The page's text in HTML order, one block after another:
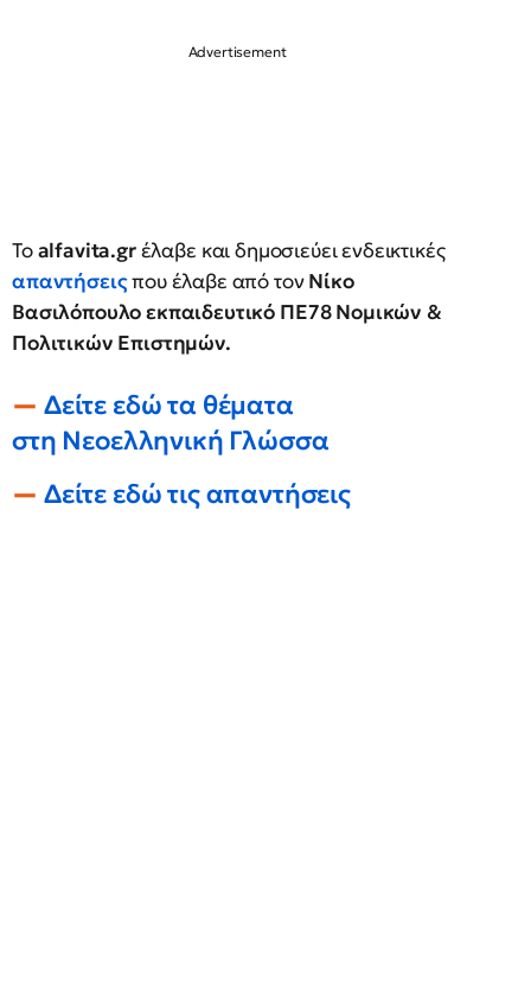
Τοalfavita.grέλαβε και δημοσιεύει ενδεικτικές
απαντήσειςπου έλαβε από τονΝίκο
Βασιλόπουλο εκπαιδευτικό ΠΕ78 Νομικών &
Πολιτικών Επιστημών.
Δείτε εδώ τα θέματα
στη Νεοελληνική Γλώσσα
Δείτε εδώ τις απαντήσεις